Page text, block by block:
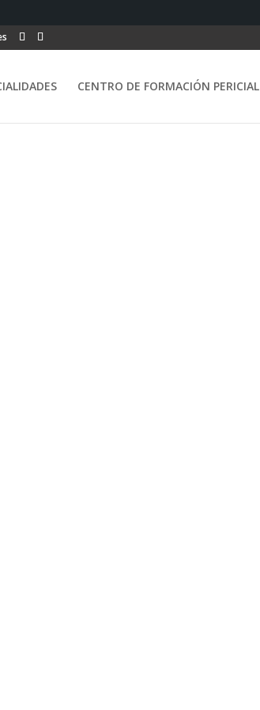
CENTRO DE FORMACIÓN PERICIAL